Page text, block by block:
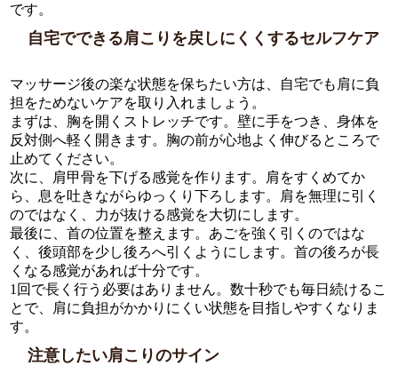
です。
自宅でできる肩こりを戻しにくくするセルフケア
マッサージ後の楽な状態を保ちたい方は、自宅でも肩に負
担をためないケアを取り入れましょう。
まずは、胸を開くストレッチです。壁に手をつき、身体を
反対側へ軽く開きます。胸の前が心地よく伸びるところで
止めてください。
次に、肩甲骨を下げる感覚を作ります。肩をすくめてか
ら、息を吐きながらゆっくり下ろします。肩を無理に引く
のではなく、力が抜ける感覚を大切にします。
最後に、首の位置を整えます。あごを強く引くのではな
く、後頭部を少し後ろへ引くようにします。首の後ろが長
くなる感覚があれば十分です。
1回で長く行う必要はありません。数十秒でも毎日続けるこ
とで、肩に負担がかかりにくい状態を目指しやすくなりま
す。
注意したい肩こりのサイン